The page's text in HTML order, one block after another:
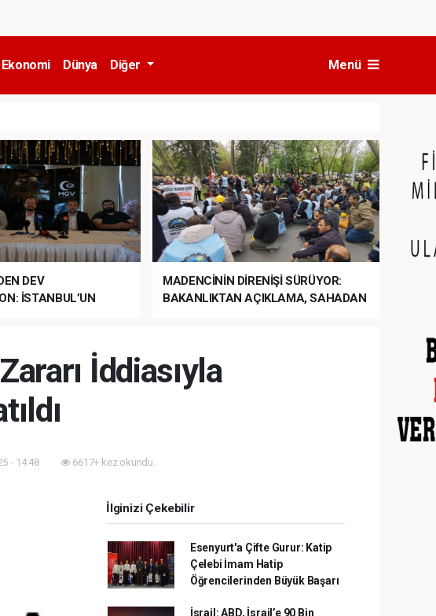
Ekonomi Dünya Diğer Menü
DEV
İSTANBUL’UN
MADENCİNİN DİRENİŞİ SÜRÜYOR:
BAKANLIKTAN AÇIKLAMA, SAHADAN
İddiasıyla
- 14:48 6617+ kez okundu.
İlginizi Çekebilir
Esenyurt'a Çifte Gurur: Katip
Çelebi İmam Hatip
Öğrencilerinden Büyük Başarı
İsrail: ABD, İsrail’e 90 Bin